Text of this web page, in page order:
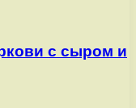
с сыром и